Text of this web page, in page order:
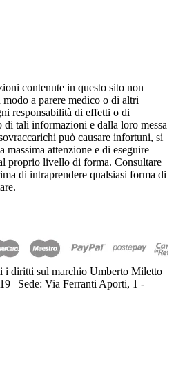
contenute in questo sito non
a parere medico o di altri
responsabilità di effetti o di
di tali informazioni e dalla loro messa
può causare infortuni, si
massima attenzione e di eseguire
proprio livello di forma. Consultare
di intraprendere qualsiasi forma di
i diritti sul marchio Umberto Miletto
| Sede: Via Ferranti Aporti, 1 -